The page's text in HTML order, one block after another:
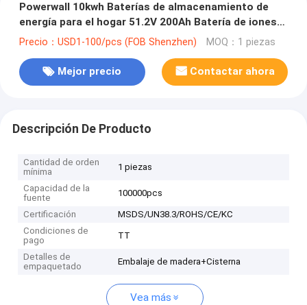
Powerwall 10kwh Baterías de almacenamiento de
energía para el hogar 51.2V 200Ah Batería de iones
de litio Casa solar
Precio：USD1-100/pcs (FOB Shenzhen) MOQ：1 piezas
Mejor precio Contactar ahora
Descripción De Producto
Cantidad de orden
mínima
1 piezas
Capacidad de la
fuente
100000pcs
Certificación
MSDS/UN38.3/ROHS/CE/KC
Condiciones de
pago
TT
Detalles de
empaquetado
Embalaje de madera+Cisterna
Vea más